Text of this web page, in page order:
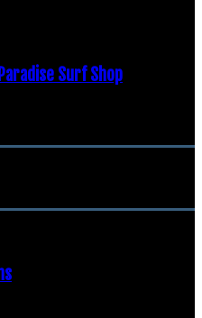
Surf Shop